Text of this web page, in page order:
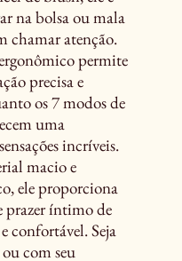
na bolsa ou mala
chamar atenção.
permite
precisa e
os 7 modos de
uma
incríveis.
macio e
ele proporciona
prazer íntimo de
confortável. Seja
com seu